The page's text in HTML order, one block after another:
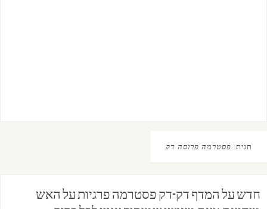
תגית: פסטרמה פרוסה דק
חדש על המדף דק-דק פסטרמה פרגיות על האש